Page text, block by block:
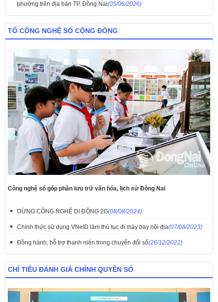
phường trên địa bàn TP. Đồng Nai(05/06/2026)
TỔ CÔNG NGHỆ SỐ CỘNG ĐỒNG
Công nghệ số góp phần lưu trữ văn hóa, lịch sử Đồng Nai
DỪNG CÔNG NGHỆ DI ĐỘNG 2G(08/08/2024)
Chính thức sử dụng VNeID làm thủ tục đi máy bay nội địa(07/08/2023)
Đồng hành, hỗ trợ thanh niên trong chuyển đổi số(26/12/2022)
CHỈ TIÊU ĐÁNH GIÁ CHÍNH QUYỀN SỐ